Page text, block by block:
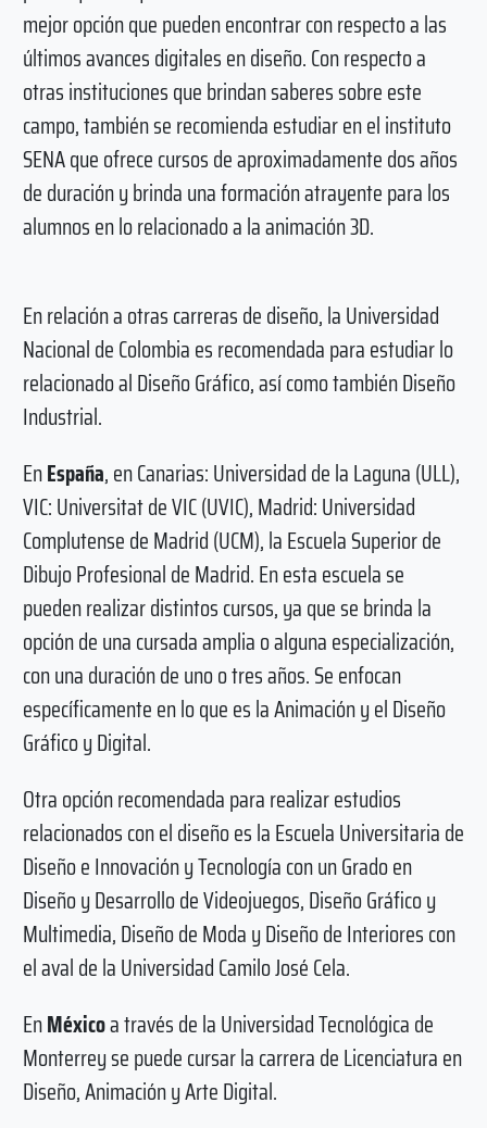
mejor opción que pueden encontrar con respecto a las
últimos avances digitales en diseño. Con respecto a
otras instituciones que brindan saberes sobre este
campo, también se recomienda estudiar en el instituto
SENA que ofrece cursos de aproximadamente dos años
de duración y brinda una formación atrayente para los
alumnos en lo relacionado a la animación 3D.
En relación a otras carreras de diseño, la Universidad
Nacional de Colombia es recomendada para estudiar lo
relacionado al Diseño Gráfico, así como también Diseño
Industrial.
EnEspaña, en Canarias: Universidad de la Laguna (ULL),
VIC: Universitat de VIC (UVIC), Madrid: Universidad
Complutense de Madrid (UCM), la Escuela Superior de
Dibujo Profesional de Madrid. En esta escuela se
pueden realizar distintos cursos, ya que se brinda la
opción de una cursada amplia o alguna especialización,
con una duración de uno o tres años. Se enfocan
específicamente en lo que es la Animación y el Diseño
Gráfico y Digital.
Otra opción recomendada para realizar estudios
relacionados con el diseño es la Escuela Universitaria de
Diseño e Innovación y Tecnología con un Grado en
Diseño y Desarrollo de Videojuegos, Diseño Gráfico y
Multimedia, Diseño de Moda y Diseño de Interiores con
el aval de la Universidad Camilo José Cela.
EnMéxicoa través de la Universidad Tecnológica de
Monterrey se puede cursar la carrera de Licenciatura en
Diseño, Animación y Arte Digital.